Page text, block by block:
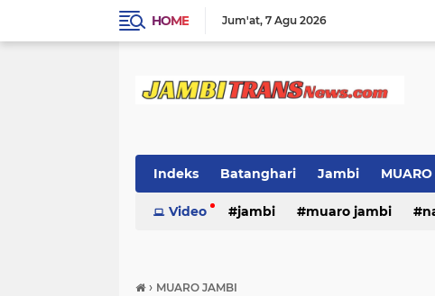
HOME Jum'at 7 Agu 2026
Indeks Batanghari Jambi
Video jambi muaro jambi
› MUARO JAMBI